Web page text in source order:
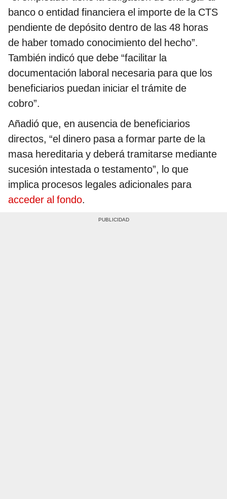
banco o entidad financiera el importe de la CTS
pendiente de depósito dentro de las 48 horas
de haber tomado conocimiento del hecho”.
También indicó que debe “facilitar la
documentación laboral necesaria para que los
beneficiarios puedan iniciar el trámite de
cobro”.
Añadió que, en ausencia de beneficiarios
directos, “el dinero pasa a formar parte de la
masa hereditaria y deberá tramitarse mediante
sucesión intestada o testamento”, lo que
implica procesos legales adicionales para
acceder al fondo.